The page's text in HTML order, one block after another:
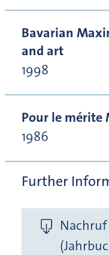
Bavarian
and art
1998
Pour le mérite
1986
Further